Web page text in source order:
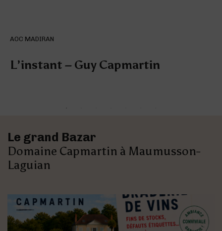
AOC MADIRAN
L’instant – Guy Capmartin
Le grand Bazar
Domaine Capmartin à Maumusson-
Laguian